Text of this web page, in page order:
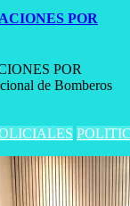
POR
POR
de Bomberos